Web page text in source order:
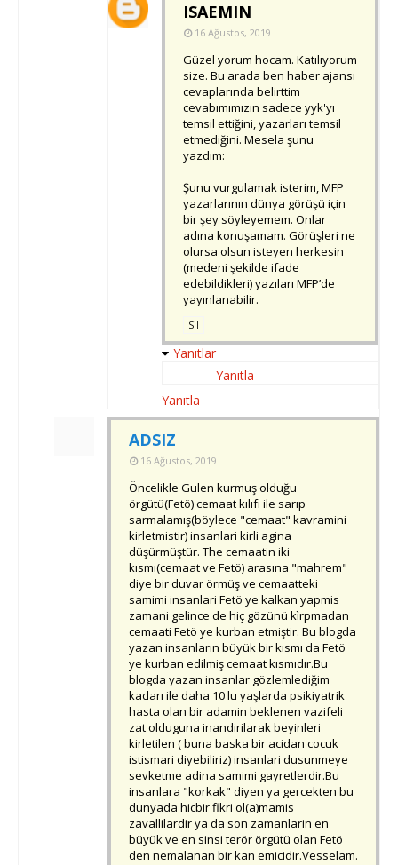
ISAEMIN
16 Ağustos, 2019
Güzel yorum hocam. Katılıyorum
size. Bu arada ben haber ajansı
cevaplarında belirttim
cevabımımızın sadece yyk'yı
temsil ettiğini, yazarları temsil
etmediğini. Mesela şunu
yazdım:
Şunu vurgulamak isterim, MFP
yazarlarının dünya görüşü için
bir şey söyleyemem. Onlar
adına konuşamam. Görüşleri ne
olursa olsun isteyen herkesin
(medeni şekilde ifade
edebildikleri) yazıları MFP’de
yayınlanabilir.
Sil
Yanıtlar
Yanıtla
Yanıtla
ADSIZ
16 Ağustos, 2019
Öncelikle Gulen kurmuş olduğu
örgütü(Fetö) cemaat kılıfı ile sarıp
sarmalamış(böylece "cemaat" kavramini
kirletmistir) insanlari kirli agina
düşürmüştür. The cemaatin iki
kısmı(cemaat ve Fetö) arasına "mahrem"
diye bir duvar örmüş ve cemaatteki
samimi insanlari Fetö ye kalkan yapmis
zamani gelince de hiç gözünü kìrpmadan
cemaati Fetö ye kurban etmiştir. Bu blogda
yazan insanların büyük bir kısmı da Fetö
ye kurban edilmiş cemaat kısmıdır.Bu
blogda yazan insanlar gözlemlediğim
kadarı ile daha 10 lu yaşlarda psikiyatrik
hasta olan bir adamin beklenen vazifeli
zat olduguna inandirilarak beyinleri
kirletilen ( buna baska bir acidan cocuk
istismari diyebiliriz) insanlari dusunmeye
sevketme adina samimi gayretlerdir.Bu
insanlara "korkak" diyen ya gercekten bu
dunyada hicbir fikri ol(a)mamis
zavallilardir ya da son zamanlarin en
büyük ve en sinsi terör örgütü olan Fetö
den nemalanan bir kan emicidir.Vesselam.